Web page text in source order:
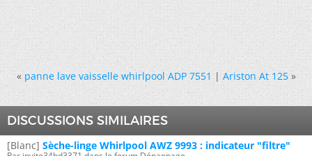
« panne lave vaisselle whirlpool ADP 7551|Ariston At 125 »
DISCUSSIONS SIMILAIRES
[Blanc] Sèche-linge Whirlpool AWZ 9993 : indicateur "filtre"